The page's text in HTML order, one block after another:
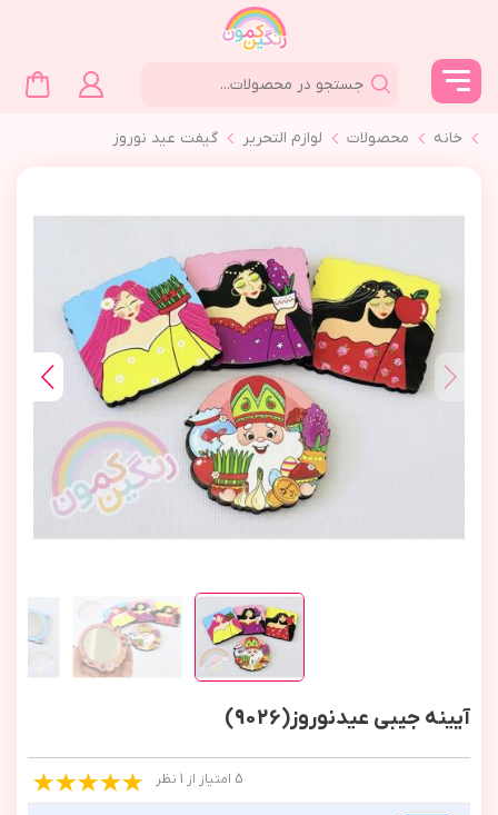
خانه محصولات لوازم التحرير گيفت عيد نوروز
آیینه جیبی عیدنوروز(9026)
5 امتیاز از 1 نظر